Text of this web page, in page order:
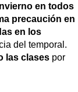
en todos
precaución en
en los
del temporal.
las clases por